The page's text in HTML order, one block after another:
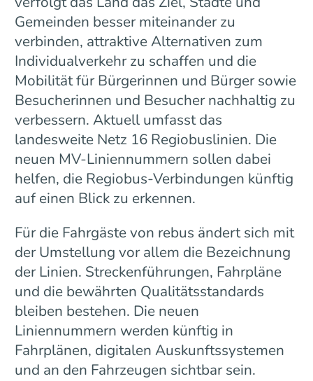
Gemeinden besser miteinander zu
verbinden, attraktive Alternativen zum
Individualverkehr zu schaffen und die
Mobilität für Bürgerinnen und Bürger sowie
Besucherinnen und Besucher nachhaltig zu
verbessern. Aktuell umfasst das
landesweite Netz 16 Regiobuslinien. Die
neuen MV-Liniennummern sollen dabei
helfen, die Regiobus-Verbindungen künftig
auf einen Blick zu erkennen.
Für die Fahrgäste von rebus ändert sich mit
der Umstellung vor allem die Bezeichnung
der Linien. Streckenführungen, Fahrpläne
und die bewährten Qualitätsstandards
bleiben bestehen. Die neuen
Liniennummern werden künftig in
Fahrplänen, digitalen Auskunftssystemen
und an den Fahrzeugen sichtbar sein.